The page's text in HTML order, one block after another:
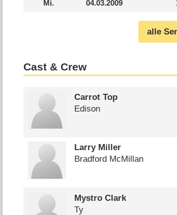
Mi. 04.03.2009
alle
Cast & Crew
Carrot Top
Edison
Larry Miller
Bradford McMillan
Mystro Clark
Ty